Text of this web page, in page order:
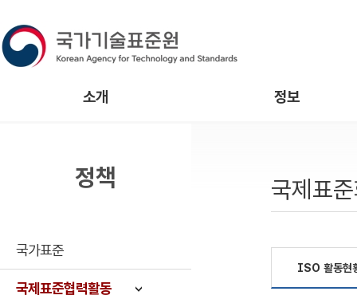
소개 정보
국제표
ISO 활동현
정책
국가표준
국제표준협력활동